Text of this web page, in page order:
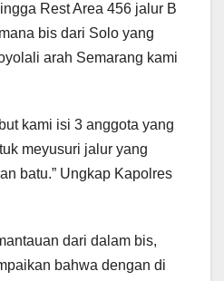
Rest Area 456 jalur B
bis dari Solo yang
arah Semarang kami
kami isi 3 anggota yang
meyusuri jalur yang
batu.” Ungkap Kapolres
dari dalam bis,
bahwa dengan di